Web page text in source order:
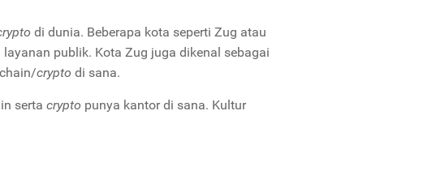
di dunia. Beberapa kota seperti Zug atau
publik. Kota Zug juga dikenal sebagai
crypto di sana.
serta crypto punya kantor di sana. Kultur